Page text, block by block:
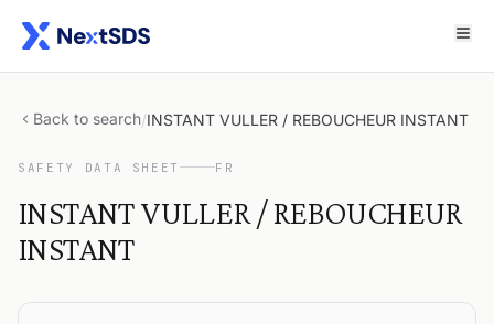
Back to search/INSTANT VULLER / REBOUCHEUR INSTANT
SAFETY DATA SHEET FR
INSTANT VULLER / REBOUCHEUR
INSTANT